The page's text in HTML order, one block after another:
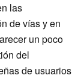
las
de vías y en
un poco
del
de usuarios